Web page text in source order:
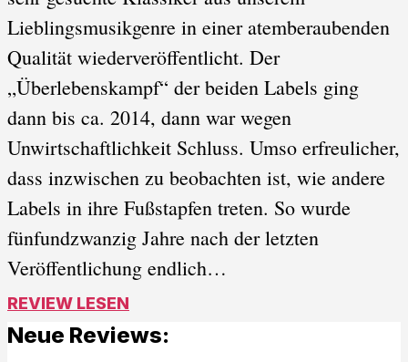
Lieblingsmusikgenre in einer atemberaubenden
Qualität wiederveröffentlicht. Der
„Überlebenskampf“ der beiden Labels ging
dann bis ca. 2014, dann war wegen
Unwirtschaftlichkeit Schluss. Umso erfreulicher,
dass inzwischen zu beobachten ist, wie andere
Labels in ihre Fußstapfen treten. So wurde
fünfundzwanzig Jahre nach der letzten
Veröffentlichung endlich…
REVIEW LESEN
Neue Reviews: